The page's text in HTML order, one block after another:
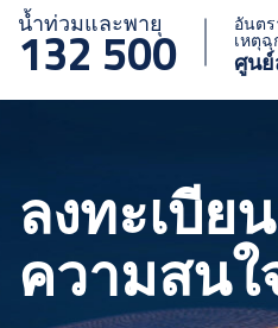
น้ำท่วมและพายุ
132 500
อันต
เหตุฉุ
ศูน
ลงทะเบีย
ความสนใ